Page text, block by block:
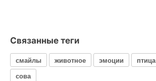
Связанные теги
смайлы животное эмоции птица
сова